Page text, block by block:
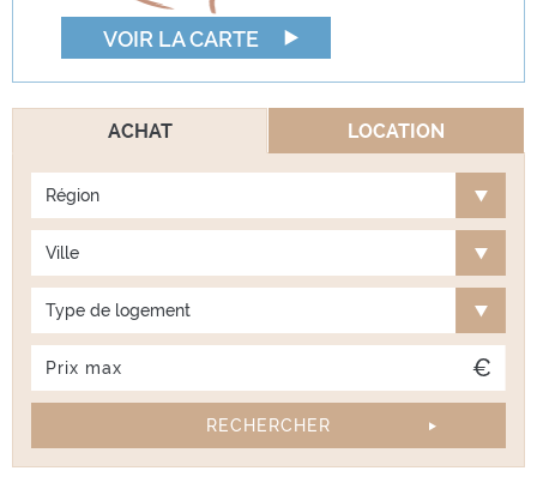
VOIR LA CARTE
ACHAT LOCATION
Région
Ville
Type de logement